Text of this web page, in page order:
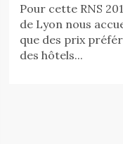
Pour cette RNS
de Lyon nous
que des prix
des hôtels...